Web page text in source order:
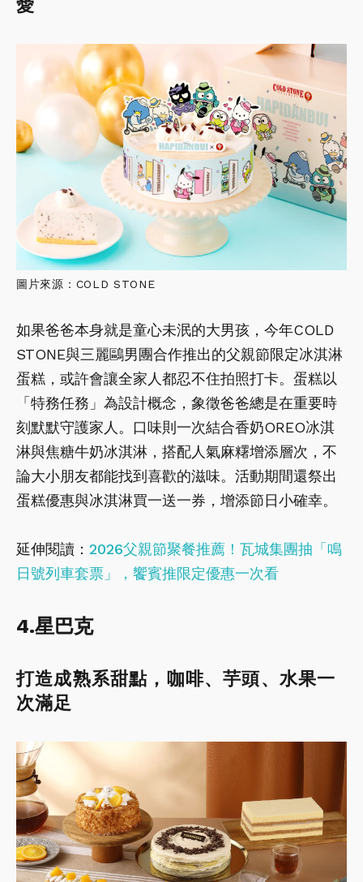
愛
圖片來源：COLD STONE
如果爸爸本身就是童心未泯的大男孩，今年COLD
STONE與三麗鷗男團合作推出的父親節限定冰淇淋
蛋糕，或許會讓全家人都忍不住拍照打卡。蛋糕以
「特務任務」為設計概念，象徵爸爸總是在重要時
刻默默守護家人。口味則一次結合香奶OREO冰淇
淋與焦糖牛奶冰淇淋，搭配人氣麻糬增添層次，不
論大小朋友都能找到喜歡的滋味。活動期間還祭出
蛋糕優惠與冰淇淋買一送一券，增添節日小確幸。
延伸閱讀： 2026父親節聚餐推薦！瓦城集團抽「鳴
日號列車套票」，饗賓推限定優惠一次看
4.星巴克
打造成熟系甜點，咖啡、芋頭、水果一
次滿足